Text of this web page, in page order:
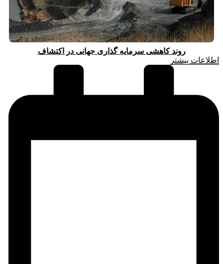
روند کاهشی سرمایه گذاری جهانی در اکتشاف
اطلاعات بیشتر